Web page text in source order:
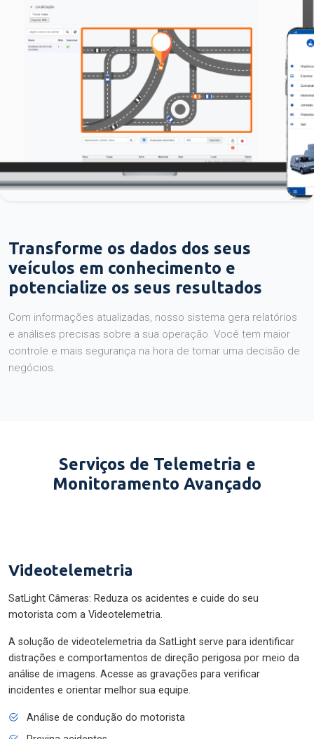
Transforme os dados dos seus
veículos em conhecimento e
potencialize os seus resultados
Com informações atualizadas, nosso sistema gera relatórios
e análises precisas sobre a sua operação. Você tem maior
controle e mais segurança na hora de tomar uma decisão de
negócios.
Serviços de Telemetria e
Monitoramento Avançado
Videotelemetria
SatLight Câmeras: Reduza os acidentes e cuide do seu
motorista com a Videotelemetria.
A solução de videotelemetria da SatLight serve para identificar
distrações e comportamentos de direção perigosa por meio da
análise de imagens. Acesse as gravações para verificar
incidentes e orientar melhor sua equipe.
Análise de condução do motorista